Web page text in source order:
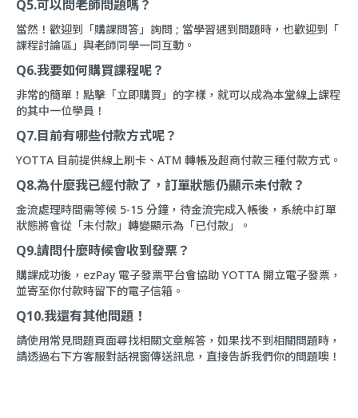
Q5.可以問老師問題嗎？
當然！歡迎到「購課問答」詢問 ; 當學習遇到問題時，也歡迎到「
課程討論區」與老師同學一同互動。
Q6.我要如何購買課程呢？
非常的簡單！點擊「立即購買」的字樣，就可以成為本堂線上課程
的其中一位學員！
Q7.目前有哪些付款方式呢？
YOTTA 目前提供線上刷卡、ATM 轉帳及超商付款三種付款方式。
Q8.為什麼我已經付款了，訂單狀態仍顯示未付款？
金流處理時間需等候 5-15 分鐘，待金流完成入帳後，系統中訂單
狀態將會從「未付款」轉變顯示為「已付款」。
Q9.請問什麼時候會收到發票？
購課成功後，ezPay 電子發票平台會協助 YOTTA 開立電子發票，
並寄至你付款時留下的電子信箱。
Q10.我還有其他問題！
請使用常見問題頁面尋找相關文章解答，如果找不到相關問題時，
請透過右下方客服對話視窗傳送訊息，直接告訴我們你的問題噢！